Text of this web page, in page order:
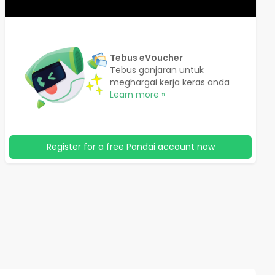
Tebus eVoucher
Tebus ganjaran untuk
meghargai kerja keras anda
Learn more »
Register for a free Pandai account now